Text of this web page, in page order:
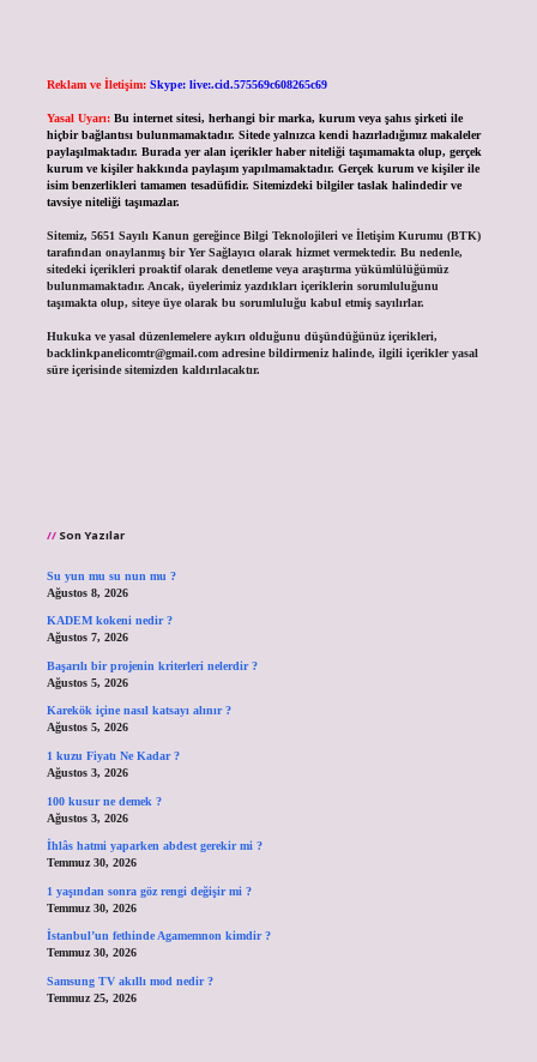
Reklam ve İletişim: Skype: live:.cid.575569c608265c69
Yasal Uyarı: Bu internet sitesi, herhangi bir marka, kurum veya şahıs şirketi ile
hiçbir bağlantısı bulunmamaktadır. Sitede yalnızca kendi hazırladığımız makaleler
paylaşılmaktadır. Burada yer alan içerikler haber niteliği taşımamakta olup, gerçek
kurum ve kişiler hakkında paylaşım yapılmamaktadır. Gerçek kurum ve kişiler ile
isim benzerlikleri tamamen tesadüfidir. Sitemizdeki bilgiler taslak halindedir ve
tavsiye niteliği taşımazlar.
Sitemiz, 5651 Sayılı Kanun gereğince Bilgi Teknolojileri ve İletişim Kurumu (BTK)
tarafından onaylanmış bir Yer Sağlayıcı olarak hizmet vermektedir. Bu nedenle,
sitedeki içerikleri proaktif olarak denetleme veya araştırma yükümlülüğümüz
bulunmamaktadır. Ancak, üyelerimiz yazdıkları içeriklerin sorumluluğunu
taşımakta olup, siteye üye olarak bu sorumluluğu kabul etmiş sayılırlar.
Hukuka ve yasal düzenlemelere aykırı olduğunu düşündüğünüz içerikleri,
backlinkpanelicomtr@gmail.comadresine bildirmeniz halinde, ilgili içerikler yasal
süre içerisinde sitemizden kaldırılacaktır.
Son Yazılar
Su yun mu su nun mu ?
Ağustos 8, 2026
KADEM kokeni nedir ?
Ağustos 7, 2026
Başarılı bir projenin kriterleri nelerdir ?
Ağustos 5, 2026
Karekök içine nasıl katsayı alınır ?
Ağustos 5, 2026
1 kuzu Fiyatı Ne Kadar ?
Ağustos 3, 2026
100 kusur ne demek ?
Ağustos 3, 2026
İhlâs hatmi yaparken abdest gerekir mi ?
Temmuz 30, 2026
1 yaşından sonra göz rengi değişir mi ?
Temmuz 30, 2026
İstanbul’un fethinde Agamemnon kimdir ?
Temmuz 30, 2026
Samsung TV akıllı mod nedir ?
Temmuz 25, 2026